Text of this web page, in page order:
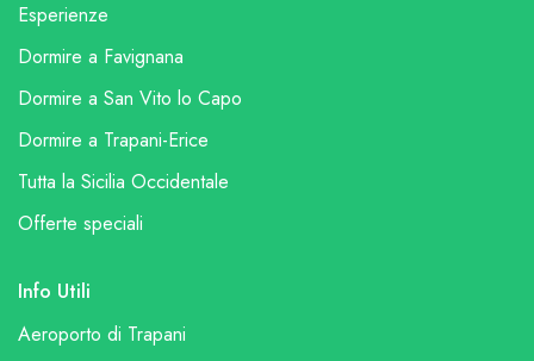
Esperienze
Dormire a Favignana
Dormire a San Vito lo Capo
Dormire a Trapani-Erice
Tutta la Sicilia Occidentale
Offerte speciali
Info Utili
Aeroporto di Trapani